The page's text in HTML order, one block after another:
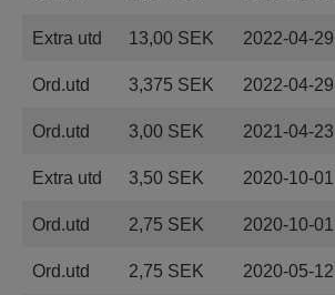
Extra utd 13,00 SEK 2022-04-29
Ord.utd 3,375 SEK 2022-04-29
Ord.utd 3,00 SEK 2021-04-23
Extra utd 3,50 SEK 2020-10-01
Ord.utd 2,75 SEK 2020-10-01
Ord.utd 2,75 SEK 2020-05-12